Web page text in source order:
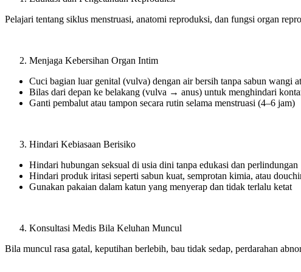
Pelajari tentang siklus menstruasi, anatomi reproduksi, dan fungsi organ
Menjaga Kebersihan Organ Intim
Cuci bagian luar genital (vulva) dengan air bersih tanpa sabun wangi
Bilas dari depan ke belakang (vulva → anus) untuk menghindari
Ganti pembalut atau tampon secara rutin selama menstruasi (4–6 jam)
Hindari Kebiasaan Berisiko
Hindari hubungan seksual di usia dini tanpa edukasi dan perlindungan
Hindari produk iritasi seperti sabun kuat, semprotan kimia, atau
Gunakan pakaian dalam katun yang menyerap dan tidak terlalu ketat
Konsultasi Medis Bila Keluhan Muncul
Bila muncul rasa gatal, keputihan berlebih, bau tidak sedap, perdarahan